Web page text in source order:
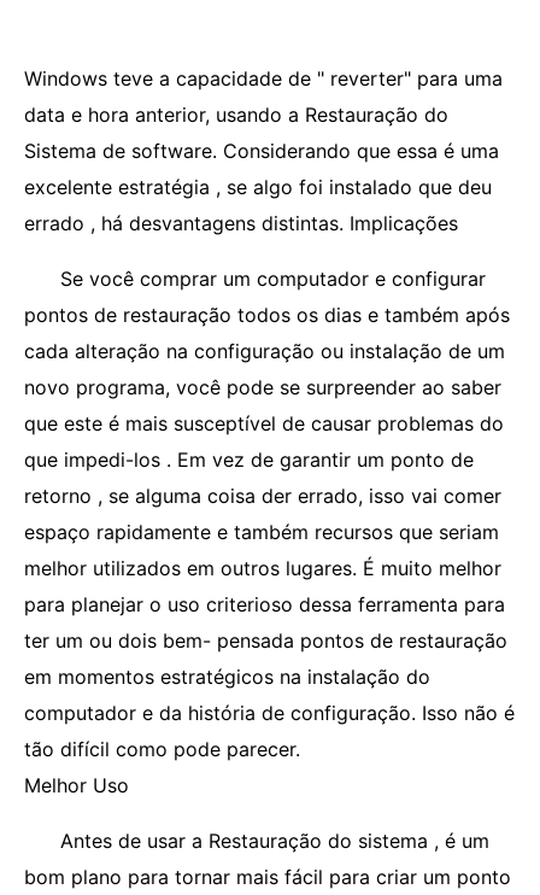
Windows teve a capacidade de " reverter" para uma
data e hora anterior, usando a Restauração do
Sistema de software. Considerando que essa é uma
excelente estratégia , se algo foi instalado que deu
errado , há desvantagens distintas. Implicações
Se você comprar um computador e configurar
pontos de restauração todos os dias e também após
cada alteração na configuração ou instalação de um
novo programa, você pode se surpreender ao saber
que este é mais susceptível de causar problemas do
que impedi-los . Em vez de garantir um ponto de
retorno , se alguma coisa der errado, isso vai comer
espaço rapidamente e também recursos que seriam
melhor utilizados em outros lugares. É muito melhor
para planejar o uso criterioso dessa ferramenta para
ter um ou dois bem- pensada pontos de restauração
em momentos estratégicos na instalação do
computador e da história de configuração. Isso não é
tão difícil como pode parecer.
Melhor Uso
Antes de usar a Restauração do sistema , é um
bom plano para tornar mais fácil para criar um ponto